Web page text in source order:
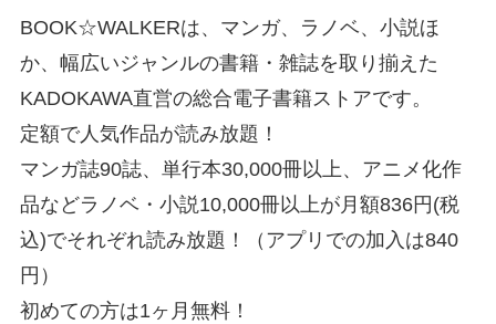
BOOK☆WALKERは、マンガ、ラノベ、小説ほ
か、幅広いジャンルの書籍・雑誌を取り揃えた
KADOKAWA直営の総合電子書籍ストアです。
定額で人気作品が読み放題！
マンガ誌90誌、単行本30,000冊以上、アニメ化作
品などラノベ・小説10,000冊以上が月額836円(税
込)でそれぞれ読み放題！（アプリでの加入は840
円）
初めての方は1ヶ月無料！